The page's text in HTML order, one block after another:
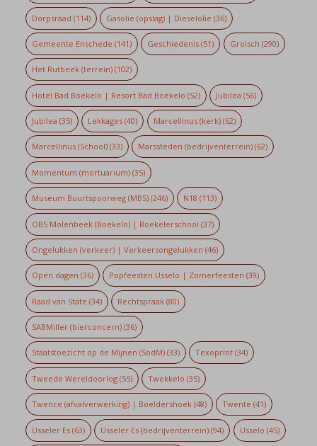
Dorpsraad (114) Gasolie (opslag) | Dieselolie (36)
Gemeente Enschede (141) Geschiedenis (51) Grolsch (290)
Het Rutbeek (terrein)(102)
Hotel Bad Boekelo | Resort Bad Boekelo (52) Jubilea (56)
Jubilea (35) Lekkages (40) Marcellinus (kerk)(62)
Marcellinus (School)(33) Marssteden (bedrijventerrein) (62)
Momentum (mortuarium)(35)
Museum Buurtspoorweg (MBS)(246) N18 (113)
OBS Molenbeek (Boekelo) | Boekelerschool (37)
Ongelukken (verkeer) | Verkeersongelukken (46)
Open dagen (36) Popfeesten Usselo | Zomerfeesten (39)
Raad van State (34) Rechtspraak (80)
SABMiller (bierconcern)(36)
Staatstoezicht op de Mijnen (SodM)(33) Texoprint (34)
Tweede Wereldoorlog(55) Twekkelo (35)
Twence (afvalverwerking) | Boeldershoek(48) Twente (41)
Usseler Es(63) Usseler Es (bedrijventerrein) (94) Usselo (45)